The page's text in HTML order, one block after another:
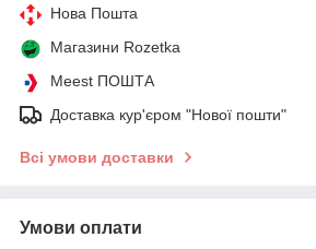
Нова Пошта
Магазини Rozetka
Meest ПОШТА
Доставка кур'єром "Нової пошти"
Всі умови доставки
Умови оплати